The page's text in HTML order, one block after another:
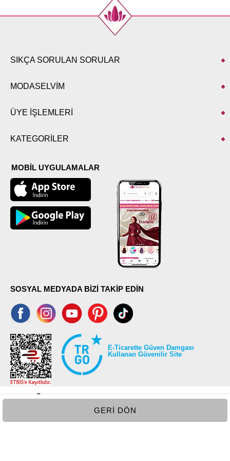
GERI DÖN
SIKÇA SORULAN SORULAR
MODASELVİM
ÜYE İŞLEMLERİ
KATEGORİLER
MOBİL UYGULAMALAR
SOSYAL MEDYADA BİZİ TAKİP EDİN
E-Ticarette Güven Damgası
Kullanan Güvenilir Site